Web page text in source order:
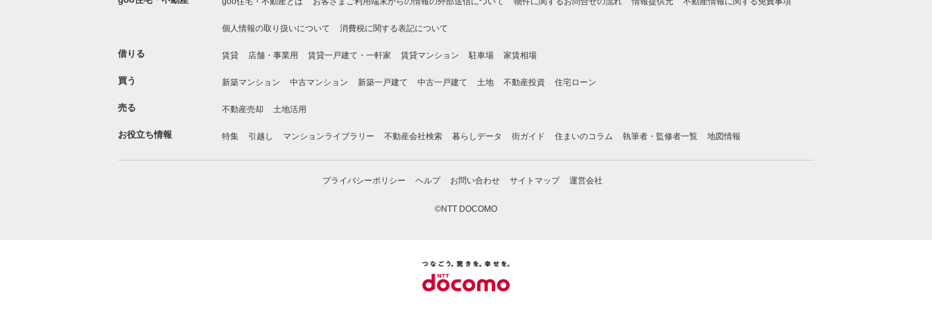
個人情報の取り扱いについて 消費税に関する表記について
借りる 賃貸 店舗・事業用 賃貸一戸建て・一軒家 賃貸マンション 駐車場 家賃相場
買う 新築マンション 中古マンション 新築一戸建て 中古一戸建て 土地 不動産投資 住宅ローン
売る 不動産売却 土地活用
お役立ち情報 特集 引越し マンションライブラリー 不動産会社検索 暮らしデータ 街ガイド 住まいのコラム 執筆者・監修者一覧 地図情報
プライバシーポリシー ヘルプ お問い合わせ サイトマップ 運営会社
©NTT DOCOMO